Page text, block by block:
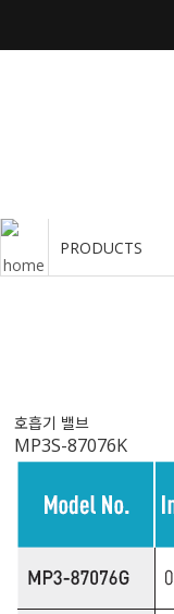
PRODUCTS
호흡기 밸브
MP3S-87076K